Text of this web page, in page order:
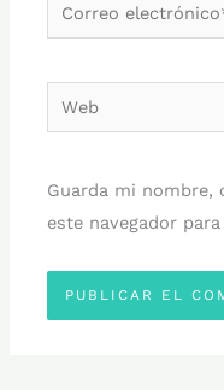
electrónico*
Web
Guarda mi nombre,
este navegador